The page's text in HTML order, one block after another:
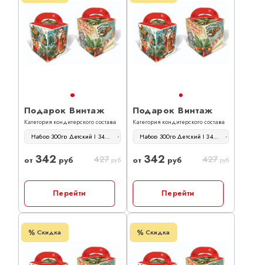
Подарок Винтаж
Категория кондитерского состава
Набор 300гр Детский | 342 руб
от 342 руб 427 руб
Перейти
Подарок Винтаж
Категория кондитерского состава
Набор 300гр Детский | 342 руб
от 342 руб 427 руб
Перейти
Скидка Скидка